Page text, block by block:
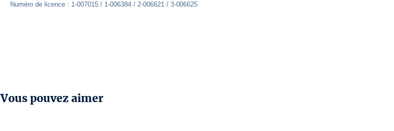
Numéro de licence : 1-007015 / 1-006384 / 2-006621 / 3-006625
Vous pouvez aimer